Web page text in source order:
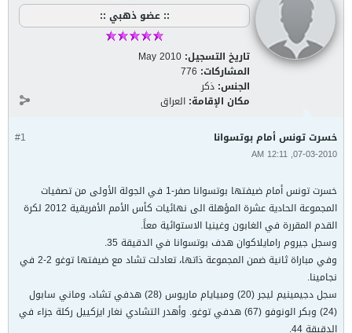
:: عضو ذهبي ::
تاريخ التسجيل: May 2010
المشاركات: 776
الجنس: ذكر
مكان الإقامة: العراق
#1 خسرت تونس أمام بوتسوانا
07-03-2010, 12:11 AM
خسرت تونس أمام ضيفتها بوتسوانا صفر-1 في الجولة الأولى من تصفيات
المجموعة الحادية عشرة المؤهلة الى نهائيات كأس الأمم الأفريقية 2012 لكرة
القدم المقررة في الغابون وغينيا الاستوائية معاً.
وسجل جيروم رامايلاكوان هدف بوتسوانا في الدقيقة 35.
وفي مباراة ثانية ضمن المجموعة ذاتها، تعادلت تشاد مع ضيفتها توغو 2-2 في
نجامينا.
سجل دجيمينيم ليجر (20) ومبيايام ماريوس (28) هدفي تشاد، وماني سابول
(24) وبكر الونوفو (67) هدفي توغو. وأهدر التشادي نغار ايزكييل ركلة جزاء في
الدقيقة 44.